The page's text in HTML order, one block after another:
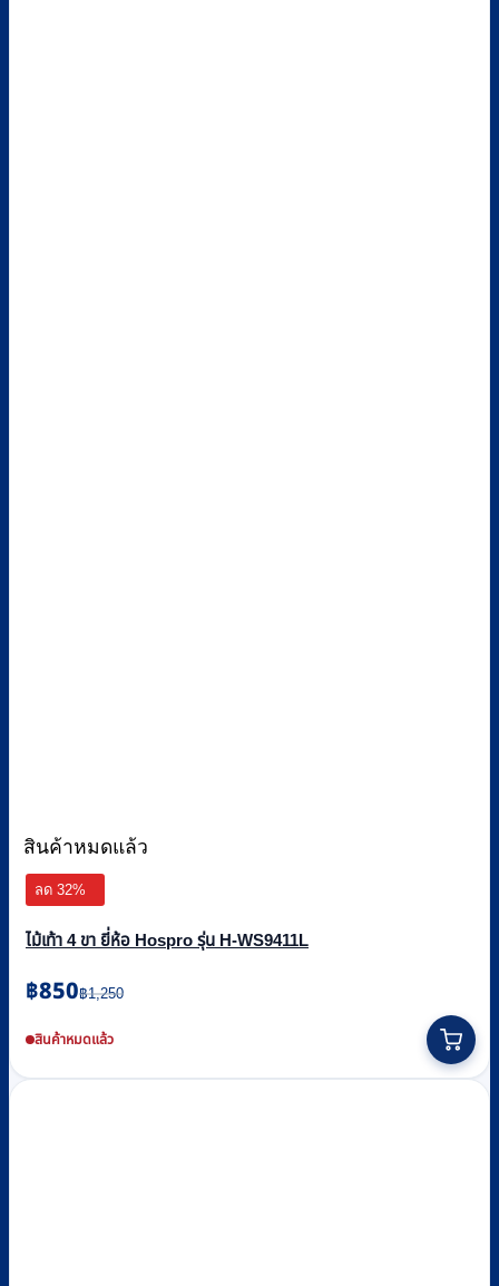
สินค้าหมดแล้ว
ลด 32%
ไม้เท้า 4 ขา ยี่ห้อ Hospro รุ่น H-WS9411L
฿1,250
Original
was:
฿850
Current
is:สินค้าหมดแล้ว